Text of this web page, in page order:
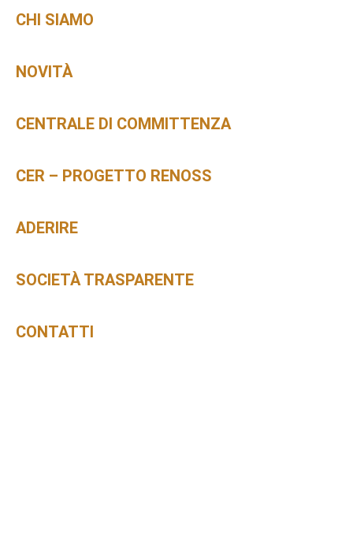
CHI SIAMO
NOVITÀ
CENTRALE DI COMMITTENZA
CER – PROGETTO RENOSS
ADERIRE
SOCIETÀ TRASPARENTE
CONTATTI